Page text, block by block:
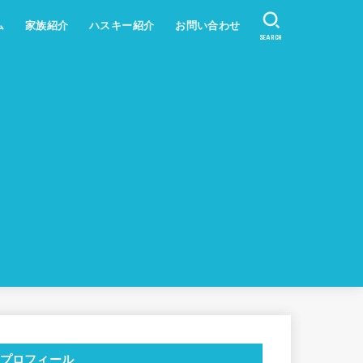
家族紹介 ハスキー紹介 お問い合わせ
SEARCH
プロフィール